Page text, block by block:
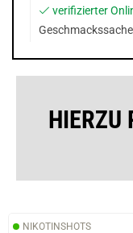
verifizierter
Cüneyit S.
HIERZU
NIKOTINSHOTS